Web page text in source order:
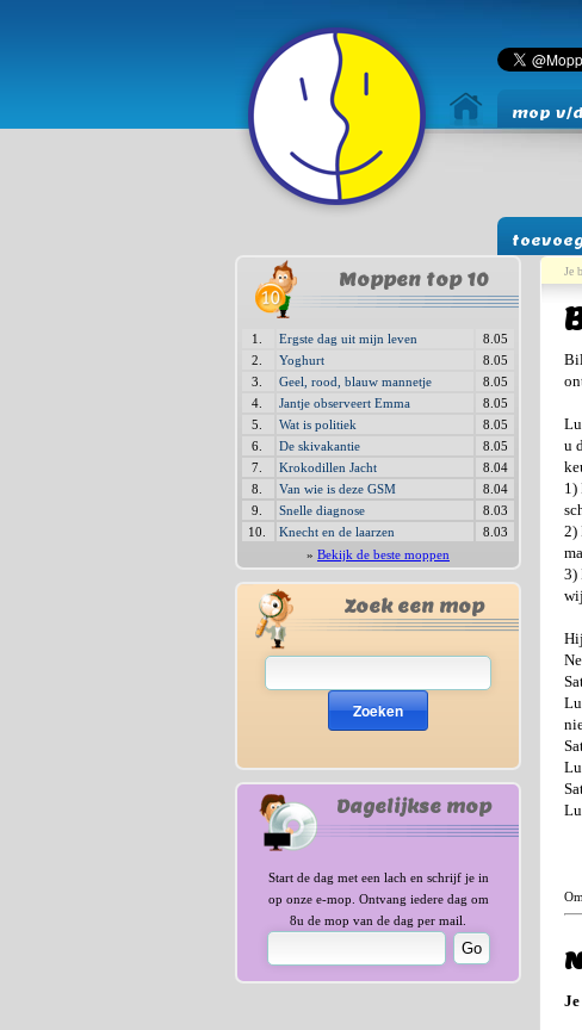
mop v/
Moppen top 10
1. Ergste dag uit mijn leven
8.05
2.
Yoghurt
8.05
3.
Geel, rood, blauw mannetje
8.05
4.
Jantje observeert Emma
8.05
5.
Wat is politiek
8.05
6.
De skivakantie
8.05
7.
Krokodillen Jacht
8.04
8.
Van wie is deze GSM
8.04
9.
Snelle diagnose
8.03
10.
Knecht en de laarzen
8.03
» Bekijk de beste moppen
Zoek een mop
Zoeken
Dagelijkse mop
Start de dag met een lach en schrijf je in
op onze e-mop. Ontvang iedere dag om
8u de mop van de dag per mail.
Je
u
1)
2)
3)